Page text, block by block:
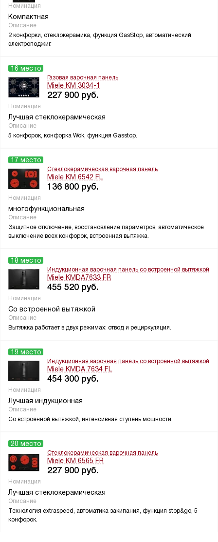
Номинация
Компактная
Описание
2 конфорки, стеклокерамика, функция GasStop, автоматический
электроподжиг.
16 место
Газовая варочная панель
Miele KM 3034-1
227 900 руб.
Номинация
Лучшая стеклокерамическая
Описание
5 конфорок, конфорка Wok, функция Gasstop.
17 место
Стеклокерамическая варочная панель
Miele KM 6542 FL
136 800 руб.
Номинация
многофункциональная
Описание
Защитное отключение, восстановление параметров, автоматическое
выключение всех конфорок, встроенная вытяжка.
18 место
Индукционная варочная панель со встроенной вытяжкой
Miele KMDA7633 FR
455 520 руб.
Номинация
Со встроенной вытяжкой
Описание
Вытяжка работает в двух режимах: отвод и рециркуляция.
19 место
Индукционная варочная панель со встроенной вытяжкой
Miele KMDA 7634 FL
454 300 руб.
Номинация
Лучшая индукционная
Описание
Со встроенной вытяжкой, интенсивная ступень мощности.
20 место
Стеклокерамическая варочная панель
Miele KM 6565 FR
227 900 руб.
Номинация
Лучшая стеклокерамическая
Описание
Технология extraspeed, автоматика закипания, функция stop&go, 5
конфорок.